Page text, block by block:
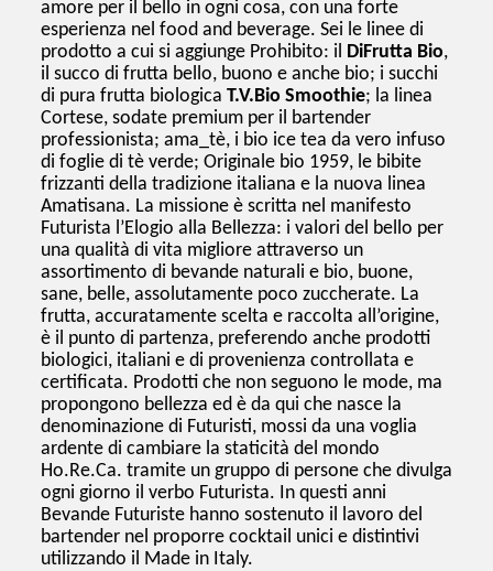
amore per il bello in ogni cosa, con una forte
esperienza nel food and beverage. Sei le linee di
prodotto a cui si aggiunge Prohibito: il DiFrutta Bio,
il succo di frutta bello, buono e anche bio; i succhi
di pura frutta biologica T.V.Bio Smoothie; la linea
Cortese, sodate premium per il bartender
professionista; ama_tè, i bio ice tea da vero infuso
di foglie di tè verde; Originale bio 1959, le bibite
frizzanti della tradizione italiana e la nuova linea
Amatisana. La missione è scritta nel manifesto
Futurista l’Elogio alla Bellezza: i valori del bello per
una qualità di vita migliore attraverso un
assortimento di bevande naturali e bio, buone,
sane, belle, assolutamente poco zuccherate. La
frutta, accuratamente scelta e raccolta all’origine,
è il punto di partenza, preferendo anche prodotti
biologici, italiani e di provenienza controllata e
certificata. Prodotti che non seguono le mode, ma
propongono bellezza ed è da qui che nasce la
denominazione di Futuristi, mossi da una voglia
ardente di cambiare la staticità del mondo
Ho.Re.Ca. tramite un gruppo di persone che divulga
ogni giorno il verbo Futurista. In questi anni
Bevande Futuriste hanno sostenuto il lavoro del
bartender nel proporre cocktail unici e distintivi
utilizzando il Made in Italy.